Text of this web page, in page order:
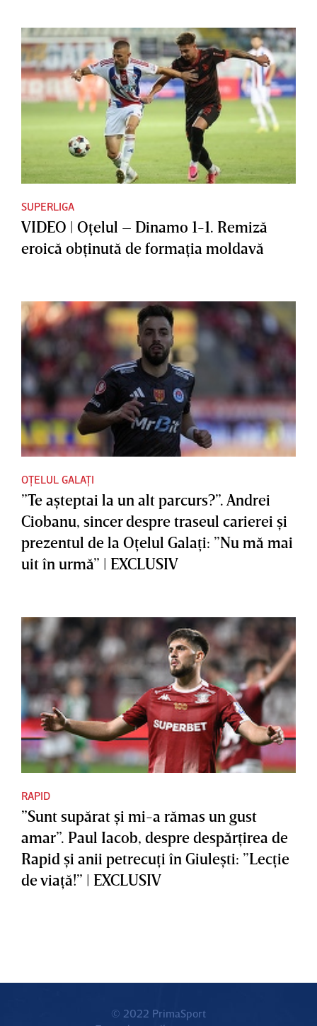
SUPERLIGA
VIDEO | Oţelul – Dinamo 1-1. Remiză
eroică obţinută de formaţia moldavă
OȚELUL GALAȚI
”Te aşteptai la un alt parcurs?”. Andrei
Ciobanu, sincer despre traseul carierei şi
prezentul de la Oţelul Galaţi: ”Nu mă mai
uit în urmă” | EXCLUSIV
RAPID
”Sunt supărat şi mi-a rămas un gust
amar”. Paul Iacob, despre despărţirea de
Rapid şi anii petrecuţi în Giuleşti: ”Lecţie
de viaţă!” | EXCLUSIV
© 2022 PrimaSport